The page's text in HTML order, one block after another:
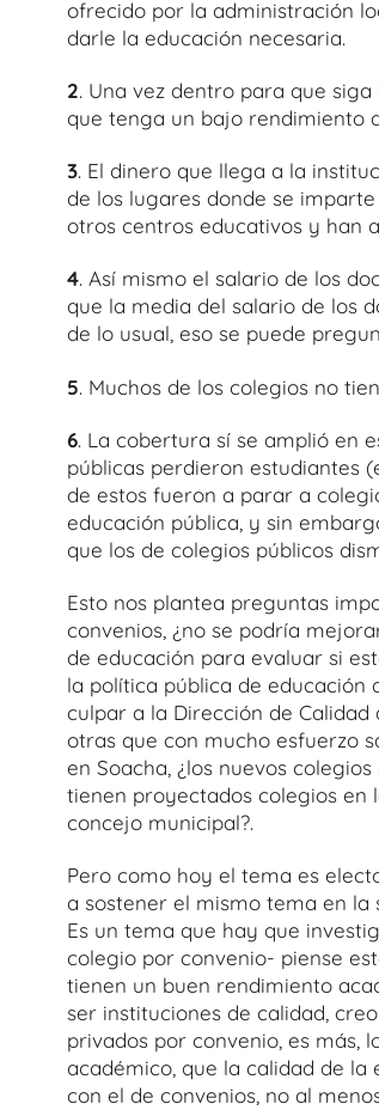
ofrecido por la administración
darle la educación necesaria.
2. Una vez dentro para que
que tenga un bajo rendimiento
3. El dinero que llega a la
de los lugares donde se
otros centros educativos y han
4. Así mismo el salario de los
que la media del salario de los
de lo usual, eso se puede
5. Muchos de los colegios no
6. La cobertura sí se amplió en
públicas perdieron estudiantes
de estos fueron a parar a
educación pública, y sin
que los de colegios públicos
Esto nos plantea preguntas
convenios, ¿no se podría
de educación para evaluar si
la política pública de educación
culpar a la Dirección de
otras que con mucho esfuerzo
en Soacha, ¿los nuevos
tienen proyectados colegios en
concejo municipal?.
Pero como hoy el tema es
a sostener el mismo tema en la
Es un tema que hay que
colegio por convenio- piense
tienen un buen rendimiento
ser instituciones de calidad,
privados por convenio, es más,
académico, que la calidad de
con el de convenios, no al